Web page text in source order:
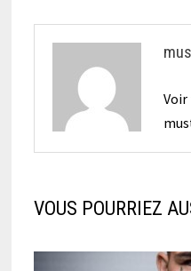
Voir
VOUS POURRIEZ